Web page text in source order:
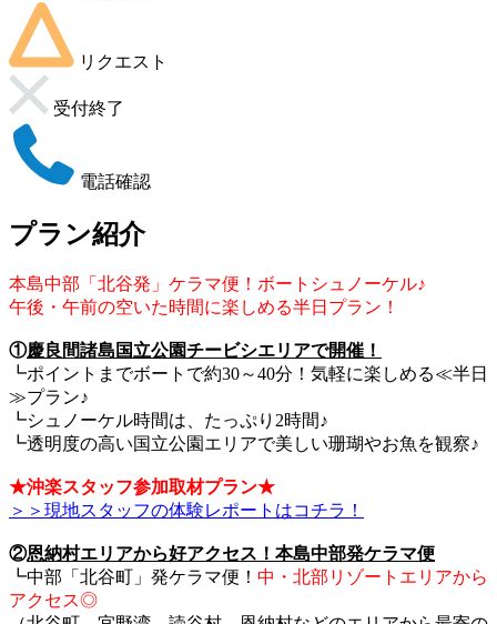
リクエスト
受付終了
電話確認
プラン紹介
本島中部「北谷発」ケラマ便！ボートシュノーケル♪
午後・午前の空いた時間に楽しめる半日プラン！
①慶良間諸島国立公園チービシエリアで開催！
┗ポイントまでボートで約30～40分！気軽に楽しめる≪半日
≫プラン♪
┗シュノーケル時間は、たっぷり2時間♪
┗透明度の高い国立公園エリアで美しい珊瑚やお魚を観察♪
★沖楽スタッフ参加取材プラン★
＞＞現地スタッフの体験レポートはコチラ！
②恩納村エリアから好アクセス！本島中部発ケラマ便
┗中部「北谷町」発ケラマ便！ 中・北部リゾートエリアから
アクセス◎